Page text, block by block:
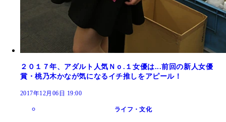
２０１７年、アダルト人気Ｎｏ.１女優は...前回の新人女優
賞・桃乃木かなが気になるイチ推しをアピール！
2017年12月06日 19:00
ライフ・文化